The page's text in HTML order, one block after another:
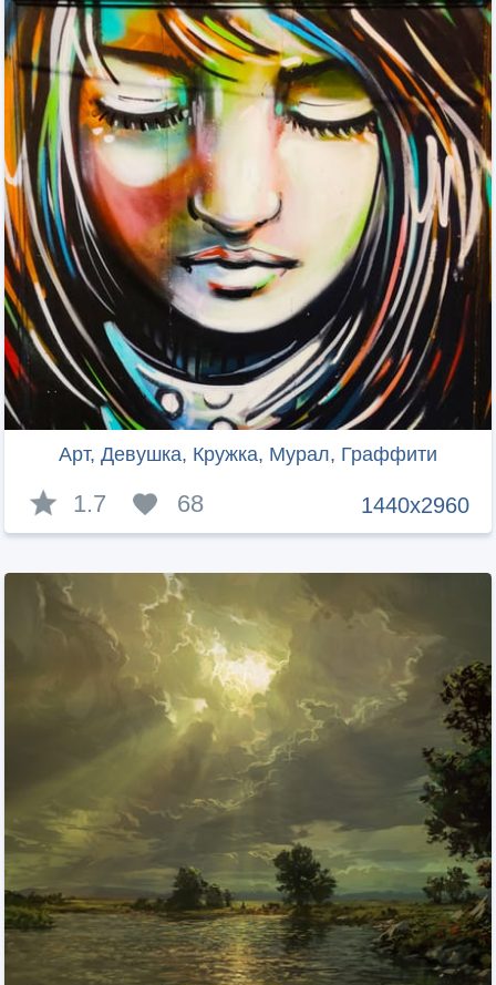
Арт, Девушка, Кружка, Мурал, Граффити
1440x2960
1.7 68